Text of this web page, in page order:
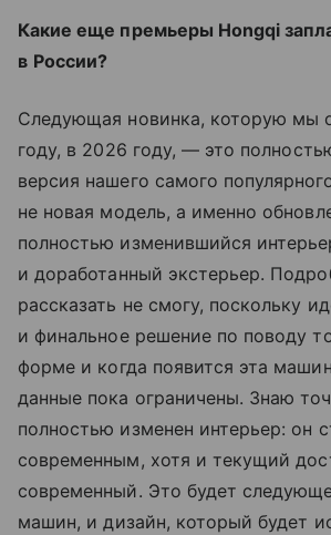
Какие еще премьеры Hongqi
в России?
Следующая новинка, которую мы
году, в 2026 году, — это
версия нашего самого
не новая модель, а именно
полностью изменившийся
и доработанный экстерьер.
рассказать не смогу, поскольку
и финальное решение по поводу
форме и когда появится эта
данные пока ограничены. Знаю
полностью изменен интерьер: он
современным, хотя и текущий
современный. Это будет
машин, и дизайн, который будет